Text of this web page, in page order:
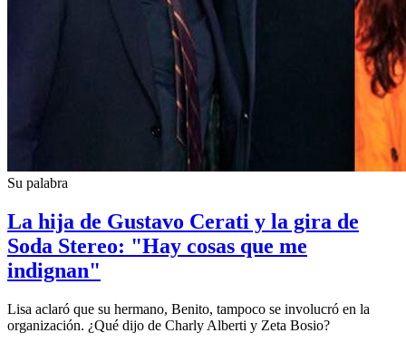
Su palabra
La hija de Gustavo Cerati y la gira de
Soda Stereo: "Hay cosas que me
indignan"
Lisa aclaró que su hermano, Benito, tampoco se involucró en la
organización. ¿Qué dijo de Charly Alberti y Zeta Bosio?